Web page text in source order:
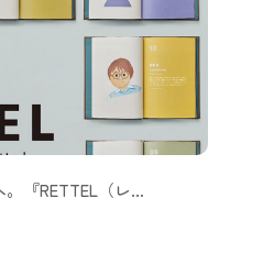
『RETTEL（レ…